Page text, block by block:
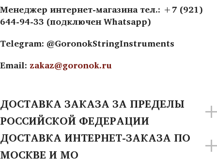
Менеджер интернет-магазина тел.: +7 (921)
644-94-33 (подключен Whatsapp)
Telegram: @GoronokStringInstruments
Email: zakaz@goronok.ru
ДОСТАВКА ЗАКАЗА ЗА ПРЕДЕЛЫ
РОССИЙСКОЙ ФЕДЕРАЦИИ
ДОСТАВКА ИНТЕРНЕТ-ЗАКАЗА ПО
МОСКВЕ И МО